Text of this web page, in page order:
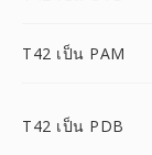
T42 เป็น PAM
T42 เป็น PDB